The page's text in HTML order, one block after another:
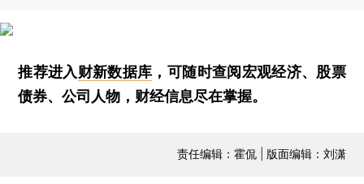
推荐进入财新数据库 ，可随时查阅宏观经济、股票
债券、公司人物，财经信息尽在掌握。
责任编辑：霍侃 | 版面编辑：刘潇